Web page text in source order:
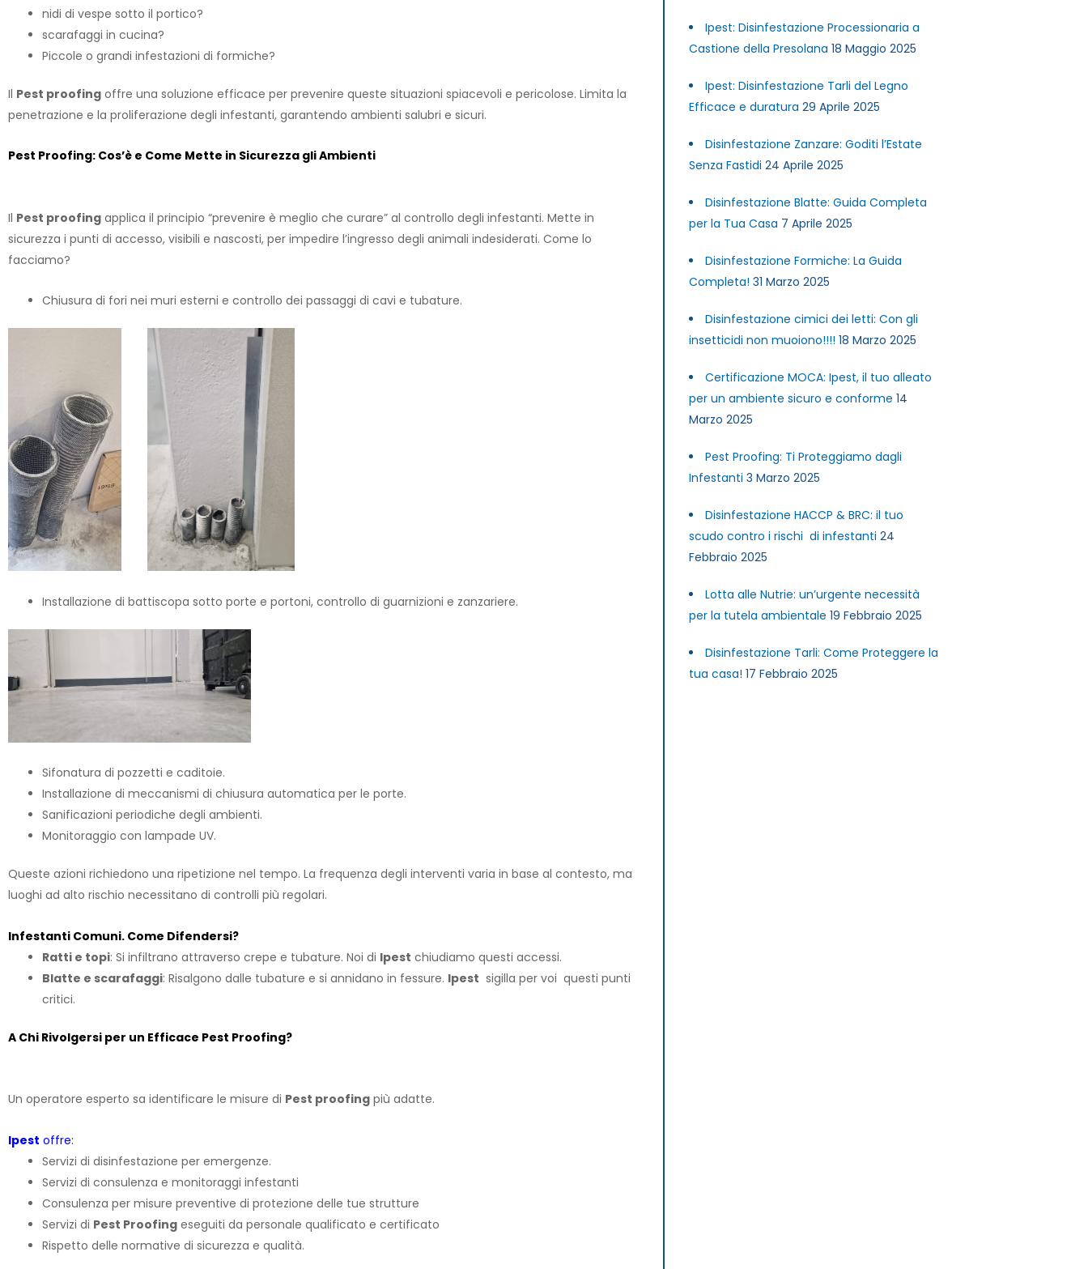
nidi di vespe sotto il portico?
scarafaggi in cucina?
Piccole o grandi infestazioni di formiche?
Il Pest proofing offre una soluzione efficace per prevenire queste situazioni spiacevoli e pericolose. Limita la
penetrazione e la proliferazione degli infestanti, garantendo ambienti salubri e sicuri.
Pest Proofing: Cos’è e Come Mette in Sicurezza gli Ambienti
Il Pest proofing applica il principio “prevenire è meglio che curare” al controllo degli infestanti. Mette in
sicurezza i punti di accesso, visibili e nascosti, per impedire l’ingresso degli animali indesiderati. Come lo
facciamo?
Chiusura di fori nei muri esterni e controllo dei passaggi di cavi e tubature.
Installazione di battiscopa sotto porte e portoni, controllo di guarnizioni e zanzariere.
Sifonatura di pozzetti e caditoie.
Installazione di meccanismi di chiusura automatica per le porte.
Sanificazioni periodiche degli ambienti.
Monitoraggio con lampade UV.
Queste azioni richiedono una ripetizione nel tempo. La frequenza degli interventi varia in base al contesto, ma
luoghi ad alto rischio necessitano di controlli più regolari.
Infestanti Comuni. Come Difendersi?
Ratti e topi: Si infiltrano attraverso crepe e tubature. Noi di Ipest chiudiamo questi accessi.
Blatte e scarafaggi: Risalgono dalle tubature e si annidano in fessure. Ipest sigilla per voi questi punti
critici.
A Chi Rivolgersi per un Efficace Pest Proofing?
Un operatore esperto sa identificare le misure di Pest proofing più adatte.
Ipest offre:
Servizi di disinfestazione per emergenze.
Servizi di consulenza e monitoraggi infestanti
Consulenza per misure preventive di protezione delle tue strutture
Servizi di Pest Proofing eseguiti da personale qualificato e certificato
Rispetto delle normative di sicurezza e qualità.
Ipest: Disinfestazione Processionaria a
Castione della Presolana 18 Maggio 2025
Ipest: Disinfestazione Tarli del Legno
Efficace e duratura 29 Aprile 2025
Disinfestazione Zanzare: Goditi l’Estate
Senza Fastidi 24 Aprile 2025
Disinfestazione Blatte: Guida Completa
per la Tua Casa 7 Aprile 2025
Disinfestazione Formiche: La Guida
Completa! 31 Marzo 2025
Disinfestazione cimici dei letti: Con gli
insetticidi non muoiono!!!! 18 Marzo 2025
Certificazione MOCA: Ipest, il tuo alleato
per un ambiente sicuro e conforme 14
Marzo 2025
Pest Proofing: Ti Proteggiamo dagli
Infestanti 3 Marzo 2025
Disinfestazione HACCP & BRC: il tuo
scudo contro i rischi di infestanti 24
Febbraio 2025
Lotta alle Nutrie: un’urgente necessità
per la tutela ambientale 19 Febbraio 2025
Disinfestazione Tarli: Come Proteggere la
tua casa! 17 Febbraio 2025